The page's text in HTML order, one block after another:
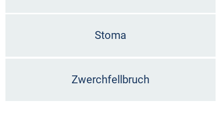
Stoma
Zwerchfellbruch